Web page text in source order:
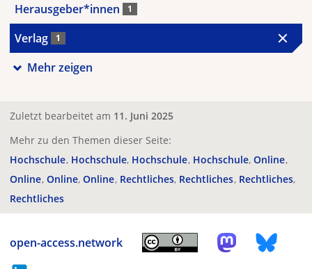
Herausgeber*innen 1
Verlag 1
Mehr zeigen
Zuletzt bearbeitet am 11. Juni 2025
Mehr zu den Themen dieser Seite:
Hochschule Hochschule Hochschule Hochschule Online
Online Online Online Rechtliches Rechtliches Rechtliches
Rechtliches
open-access.network